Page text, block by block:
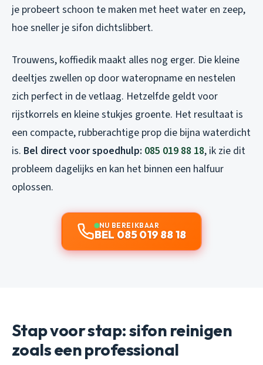
je probeert schoon te maken met heet water en zeep,
hoe sneller je sifon dichtslibbert.
Trouwens, koffiedik maakt alles nog erger. Die kleine
deeltjes zwellen op door wateropname en nestelen
zich perfect in de vetlaag. Hetzelfde geldt voor
rijstkorrels en kleine stukjes groente. Het resultaat is
een compacte, rubberachtige prop die bijna waterdicht
is. Bel direct voor spoedhulp: 085 019 88 18, ik zie dit
probleem dagelijks en kan het binnen een halfuur
oplossen.
NU BEREIKBAAR
BEL 085 019 88 18
Stap voor stap: sifon reinigen
zoals een professional